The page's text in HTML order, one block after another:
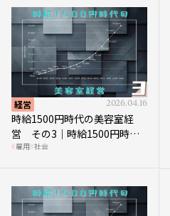
経営 2026.04.16
時給1500円時代の美容室経
営 その3｜時給1500円時
代、美容業はどのような影響
雇用 社会